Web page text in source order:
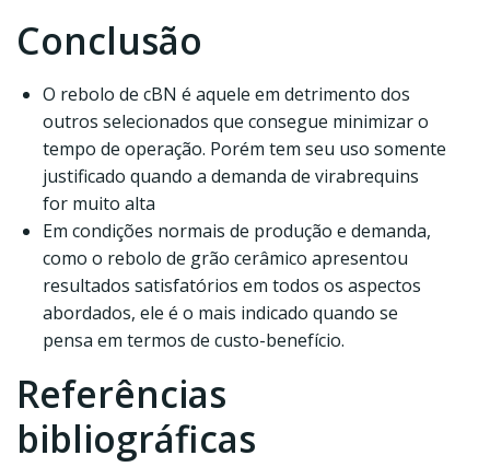
Conclusão
O rebolo de cBN é aquele em detrimento dos
outros selecionados que consegue minimizar o
tempo de operação. Porém tem seu uso somente
justificado quando a demanda de virabrequins
for muito alta
Em condições normais de produção e demanda,
como o rebolo de grão cerâmico apresentou
resultados satisfatórios em todos os aspectos
abordados, ele é o mais indicado quando se
pensa em termos de custo-benefício.
Referências
bibliográficas